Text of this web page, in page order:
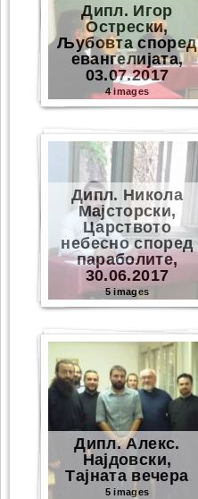
Дипл. Игор
Острески,
Љубовта според
евангелијата,
03.07.2017
4 images
Дипл. Никола
Мајсторски,
Царството
небесно според
параболите,
30.06.2017
5 images
Дипл. Алекс.
Најдовски,
Тајната вечера
5 images